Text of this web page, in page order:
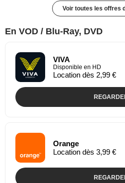
Voir toutes les offres
En VOD / Blu-Ray, DVD
VIVA
Disponible en HD
Location dès 2,99 €
Orange
Location dès 3,99 €